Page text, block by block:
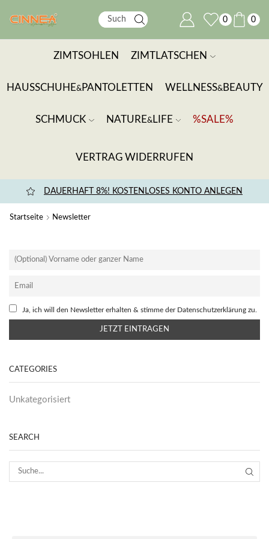
0 0
ZIMTSOHLEN ZIMTLATSCHEN
HAUSSCHUHE& PANTOLETTEN WELLNESS& BEAUTY
SCHMUCK NATURE& LIFE %SALE%
VERTRAG WIDERRUFEN
DAUERHAFT 8%! KOSTENLOSES KONTO ANLEGEN
Startseite Newsletter
Ja, ich will den Newsletter erhalten & stimme der Datenschutzerklärung zu.
CATEGORIES
Unkategorisiert
SEARCH